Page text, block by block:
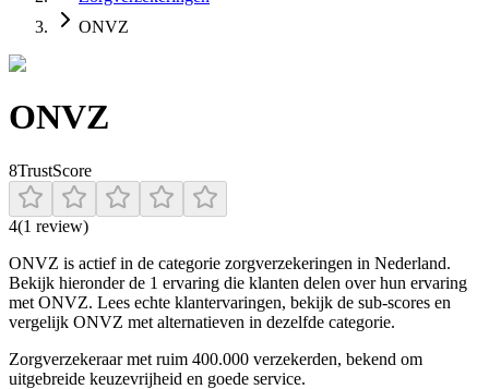
ONVZ
ONVZ
8TrustScore
4(1 review)
ONVZ is actief in de categorie zorgverzekeringen in Nederland.
Bekijk hieronder de 1 ervaring die klanten delen over hun ervaring
met ONVZ. Lees echte klantervaringen, bekijk de sub-scores en
vergelijk ONVZ met alternatieven in dezelfde categorie.
Zorgverzekeraar met ruim 400.000 verzekerden, bekend om
uitgebreide keuzevrijheid en goede service.